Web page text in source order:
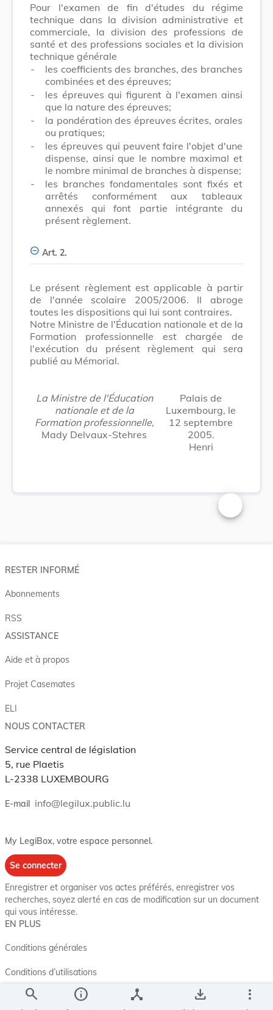
Pour l'examen de fin d'études du régime
technique dans la division administrative et
commerciale, la division des professions de
santé et des professions sociales et la division
technique générale
-
les coefficients des branches, des branches
combinées et des épreuves;
-
les épreuves qui figurent à l'examen ainsi
que la nature des épreuves;
-
la pondération des épreuves écrites, orales
ou pratiques;
-
les épreuves qui peuvent faire l'objet d'une
dispense, ainsi que le nombre maximal et
le nombre minimal de branches à dispense;
-
les branches fondamentales sont fixés et
arrêtés conformément aux tableaux
annexés qui font partie intégrante du
présent règlement.
Art. 2.
Le présent règlement est applicable à partir
de l'année scolaire 2005/2006. Il abroge
toutes les dispositions qui lui sont contraires.
Notre Ministre de l'Éducation nationale et de la
Formation professionnelle est chargée de
l'exécution du présent règlement qui sera
publié au Mémorial.
La Ministre de l'Éducation
nationale et de la
Formation professionnelle,
Mady Delvaux-Stehres
Palais de
Luxembourg, le
12 septembre
2005.
Henri
Changer la
search info device_hub save_alt more_vert
RESTER INFORMÉ
Abonnements
RSS
ASSISTANCE
Aide et à propos
Projet Casemates
ELI
NOUS CONTACTER
Service central de législation
5, rue Plaetis
L-2338 LUXEMBOURG
E-mail info@legilux.public.lu
My LegiBox, votre espace personnel.
Se connecter
Enregistrer et organiser vos actes préférés, enregistrer vos
recherches, soyez alerté en cas de modification sur un document
qui vous intéresse.
EN PLUS
Conditions générales
Conditions d’utilisations
Accessibilité